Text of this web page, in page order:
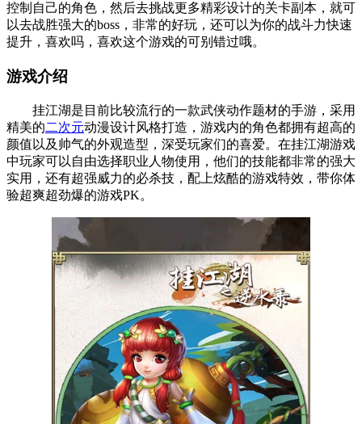
控制自己的角色，然后去挑战更多精彩设计的关卡副本，就可
以去战胜强大的boss，非常的好玩，还可以为你的战斗力快速
提升，喜欢吗，喜欢这个游戏的可别错过哦。
游戏介绍
挂江湖是目前比较流行的一款武侠动作题材的手游，采用
精美的二次元动漫设计风格打造，游戏内的角色都拥有超高的
颜值以及帅气的外观造型，深受玩家们的喜爱。在挂江湖游戏
中玩家可以自由选择职业人物使用，他们的技能都非常的强大
实用，还有超强威力的必杀技，配上炫酷的游戏特效，带你体
验超爽超劲爆的游戏PK。